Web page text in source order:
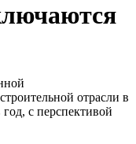
отрасли в
с перспективой